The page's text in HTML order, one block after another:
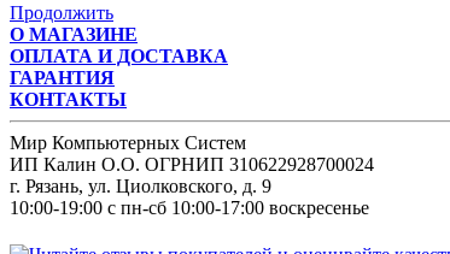
Продолжить
О МАГАЗИНЕ
ОПЛАТА И ДОСТАВКА
ГАРАНТИЯ
КОНТАКТЫ
Мир Компьютерных Систем
ИП Калин О.О. ОГРНИП 310622928700024
г. Рязань, ул. Циолковского, д. 9
10:00-19:00 с пн-сб 10:00-17:00 воскресенье